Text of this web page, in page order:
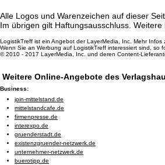
Alle Logos und Warenzeichen auf dieser
Im übrigen gilt Haftungsausschluss. Weitere
LogistikTreff ist ein Angebot der LayerMedia, Inc. Mehr Infos
Wenn Sie an Werbung auf LogistikTreff interessiert sind, so
© 2010 - 2017 LayerMedia, Inc. und deren Content-
Weitere Online-Angebote des
Business:
join-mittelstand.de
mittelstandcafe.de
firmenpresse.de
interexpo.de
gruenderstadt.de
existenzgruender-netzwerk.de
unternehmer-netzwerk.de
buerotipp.de